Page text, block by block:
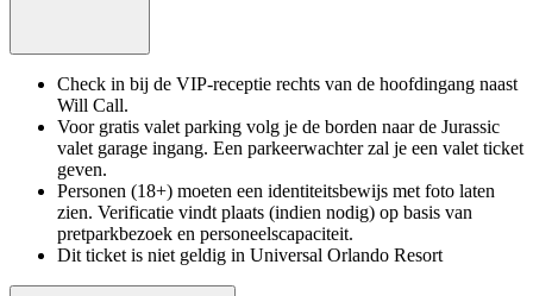
Check in bij de VIP-receptie rechts van de hoofdingang naast
Will Call.
Voor gratis valet parking volg je de borden naar de Jurassic
valet garage ingang. Een parkeerwachter zal je een valet ticket
geven.
Personen (18+) moeten een identiteitsbewijs met foto laten
zien. Verificatie vindt plaats (indien nodig) op basis van
pretparkbezoek en personeelscapaciteit.
Dit ticket is niet geldig in Universal Orlando Resort